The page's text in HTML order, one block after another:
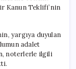
Kanun Teklifi’nin
yargıya duyulan
adalet
noterlerle ilgili